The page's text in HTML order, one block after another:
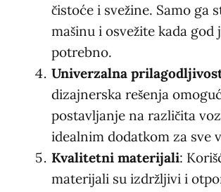
čistoće i svežine. Samo ga
mašinu i osvežite kada god
potrebno.
Univerzalna
dizajnerska rešenja
postavljanje na različita
idealnim dodatkom za sve
Kvalitetni materijali:
materijali su izdržljivi i